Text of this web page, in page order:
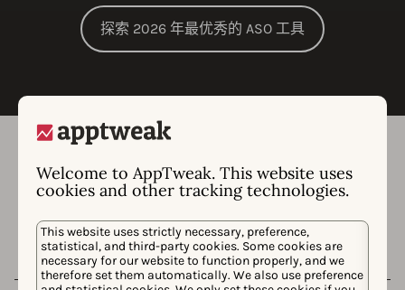
Welcome to AppTweak. This website uses
cookies and other tracking technologies.
This website uses strictly necessary, preference,
statistical, and third-party cookies. Some cookies are
necessary for our website to function properly, and we
therefore set them automatically. We also use preference
探索 2026 年最优秀的 ASO 工具
如何构建高效的 ASO 策略
根据这份完整清单来制定并实施成功的应用商
店优化策略。
1. 分析